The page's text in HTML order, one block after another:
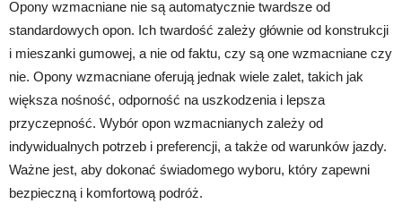
Opony wzmacniane nie są automatycznie twardsze od
standardowych opon. Ich twardość zależy głównie od konstrukcji
i mieszanki gumowej, a nie od faktu, czy są one wzmacniane czy
nie. Opony wzmacniane oferują jednak wiele zalet, takich jak
większa nośność, odporność na uszkodzenia i lepsza
przyczepność. Wybór opon wzmacnianych zależy od
indywidualnych potrzeb i preferencji, a także od warunków jazdy.
Ważne jest, aby dokonać świadomego wyboru, który zapewni
bezpieczną i komfortową podróż.